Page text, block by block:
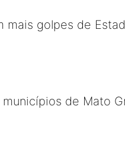
mais golpes de
de Mato